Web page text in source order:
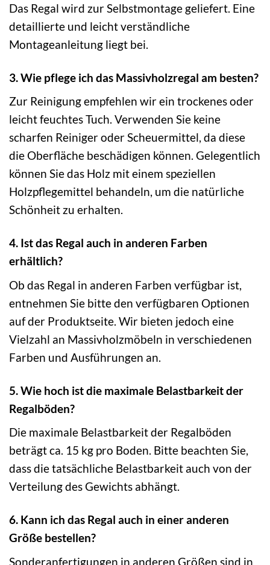
Das Regal wird zur Selbstmontage geliefert. Eine
detaillierte und leicht verständliche
Montageanleitung liegt bei.
3. Wie pflege ich das Massivholzregal am besten?
Zur Reinigung empfehlen wir ein trockenes oder
leicht feuchtes Tuch. Verwenden Sie keine
scharfen Reiniger oder Scheuermittel, da diese
die Oberfläche beschädigen können. Gelegentlich
können Sie das Holz mit einem speziellen
Holzpflegemittel behandeln, um die natürliche
Schönheit zu erhalten.
4. Ist das Regal auch in anderen Farben
erhältlich?
Ob das Regal in anderen Farben verfügbar ist,
entnehmen Sie bitte den verfügbaren Optionen
auf der Produktseite. Wir bieten jedoch eine
Vielzahl an Massivholzmöbeln in verschiedenen
Farben und Ausführungen an.
5. Wie hoch ist die maximale Belastbarkeit der
Regalböden?
Die maximale Belastbarkeit der Regalböden
beträgt ca. 15 kg pro Boden. Bitte beachten Sie,
dass die tatsächliche Belastbarkeit auch von der
Verteilung des Gewichts abhängt.
6. Kann ich das Regal auch in einer anderen
Größe bestellen?
Sonderanfertigungen in anderen Größen sind in